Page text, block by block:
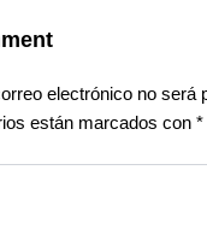
electrónico no será
están marcados con *